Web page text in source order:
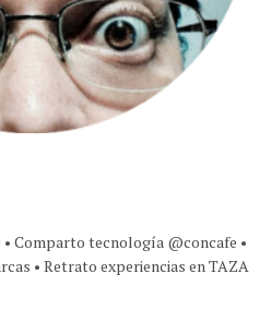
• Comparto tecnología @concafe •
• Retrato experiencias en TAZA